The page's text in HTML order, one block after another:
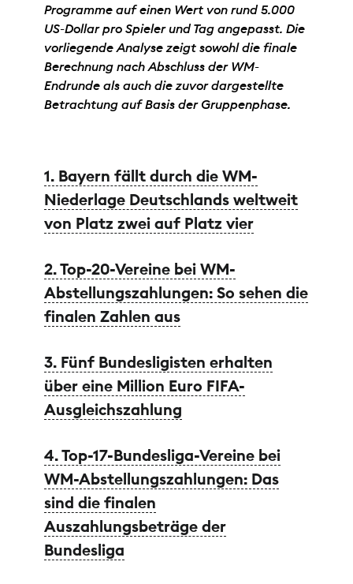
Programme auf einen Wert von rund 5.000
US-Dollar pro Spieler und Tag angepasst. Die
vorliegende Analyse zeigt sowohl die finale
Berechnung nach Abschluss der WM-
Endrunde als auch die zuvor dargestellte
Betrachtung auf Basis der Gruppenphase.
1. Bayern fällt durch die WM-
Niederlage Deutschlands weltweit
von Platz zwei auf Platz vier
2. Top-20-Vereine bei WM-
Abstellungszahlungen: So sehen die
finalen Zahlen aus
3. Fünf Bundesligisten erhalten
über eine Million Euro FIFA-
Ausgleichszahlung
4. Top-17-Bundesliga-Vereine bei
WM-Abstellungszahlungen: Das
sind die finalen
Auszahlungsbeträge der
Bundesliga